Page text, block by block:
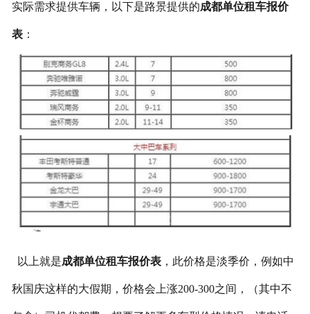
实际需求提供车辆，以下是路景提供的成都单位租车报价
表：
以上就是成都单位租车报价表，此价格是淡季价，例如中
秋国庆这样的大假期，价格会上涨200-300之间，（其中不